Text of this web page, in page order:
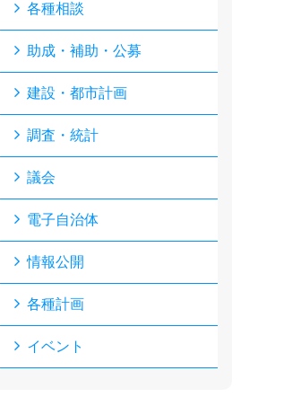
各種相談
助成・補助・公募
建設・都市計画
調査・統計
議会
電子自治体
情報公開
各種計画
イベント